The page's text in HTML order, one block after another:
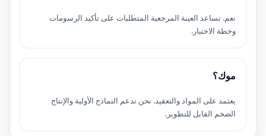
نعم. تساعد العينة المرجعية المتطلبات على تأكيد الرسومات
وخطة الاختبار.
موك؟
يعتمد على المواد والتعقيد. نحن ندعم النماذج الأولية والإنتاج
الضخم القابل للتطوير.